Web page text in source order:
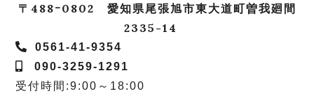
〒488ｰ0802 愛知県尾張旭市東大道町曽我廻間
2335-14
0561-41-9354
090-3259-1291
受付時間:9:00～18:00